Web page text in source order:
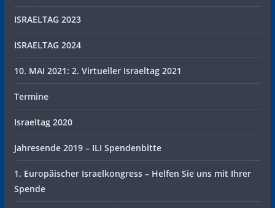
ISRAELTAG 2023
ISRAELTAG 2024
10. MAI 2021: 2. Virtueller Israeltag 2021
Termine
Israeltag 2020
Jahresende 2019 – ILI Spendenbitte
1. Europäischer Israelkongress – Helfen Sie uns mit Ihrer
Spende